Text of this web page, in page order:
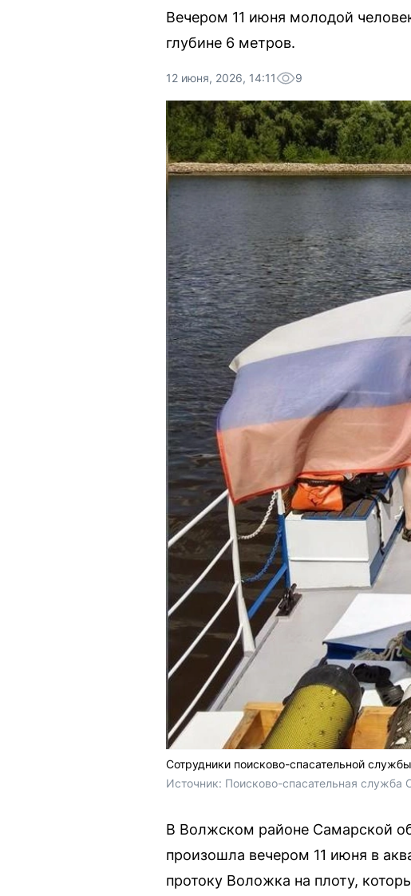
Вечером 11 июня молодой
глубине 6 метров.
12 июня, 2026, 14:11 9
Сотрудники поисково-спасательной
Источник: Поисково-спасательная служба
В Волжском районе Самарской
произошла вечером 11 июня в
протоку Воложка на плоту,